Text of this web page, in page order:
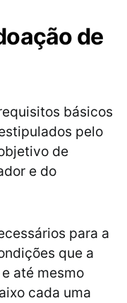
de
básicos
pelo
de
e do
para a
que a
até mesmo
cada uma